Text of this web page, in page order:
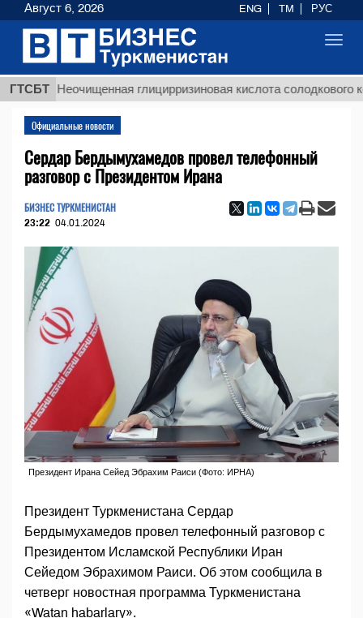
ГТСБТ
Неочищенная глицирризиновая кислота солодкового корня
Официальные новости
Сердар Бердымухамедов провел телефонный
разговор с Президентом Ирана
БИЗНЕС ТУРКМЕНИСТАН
23:22 04.01.2024
Президент Ирана Сейед Эбрахим Раиси (Фото: ИРНА)
Президент Туркменистана Сердар
Бердымухамедов провел телефонный разговор с
Президентом Исламской Республики Иран
Сейедом Эбрахимом Раиси. Об этом сообщила в
четверг новостная программа Туркменистана
«Watan habarlary».
Август 6, 2026 ENG TM РУС